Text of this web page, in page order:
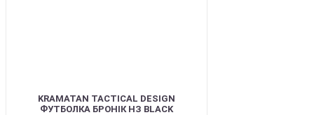
KRAMATAN TACTICAL DESIGN
ФУТБОЛКА БРОНІК НЗ BLACK